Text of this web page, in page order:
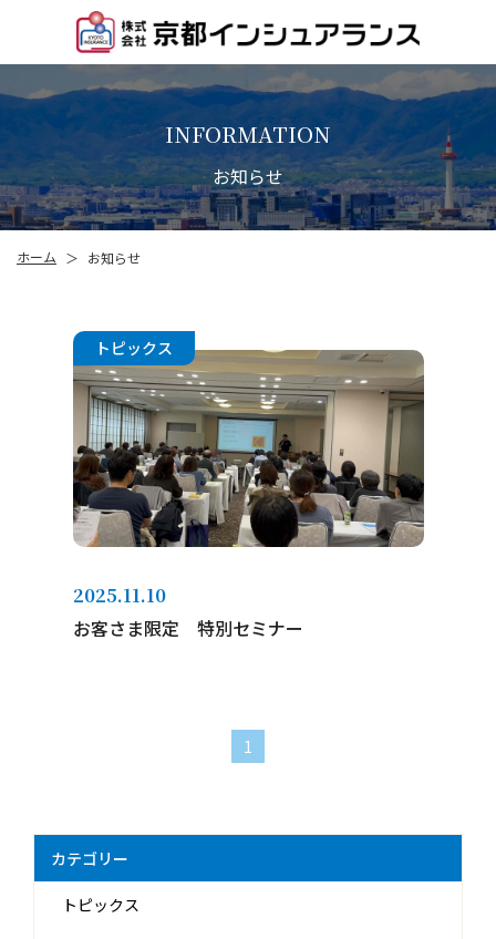
INFORMATION
お知らせ
ホーム ＞ お知らせ
カテゴリー
トピックス
トピックス
2025.11.10
お客さま限定 特別セミナー
1